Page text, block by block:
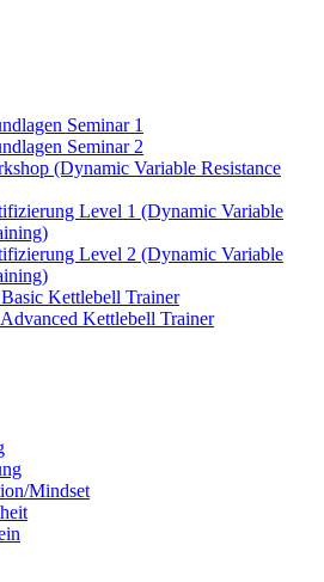
Seminar 1
Seminar 2
(Dynamic Variable Resistance
Level 1 (Dynamic Variable
Level 2 (Dynamic Variable
Kettlebell Trainer
Kettlebell Trainer
Mindset